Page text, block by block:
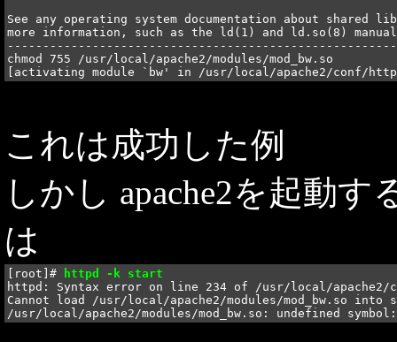
See any operating system documentation about shared
more information, such as the ld(1) and ld.so(8)
chmod 755 /usr/local/apache2/modules/mod_bw.so
これは成功した例
しかし apache2を起動
は
[root]#
httpd -k start
httpd: Syntax error on line 234 of /usr/local/
Cannot load /usr/local/apache2/modules/mod_bw.so